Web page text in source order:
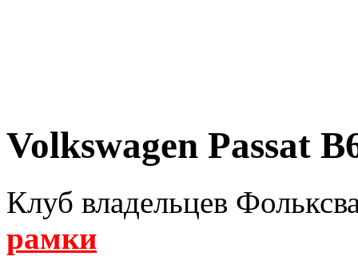
Volkswagen Passat
Клуб владельцев
рамки